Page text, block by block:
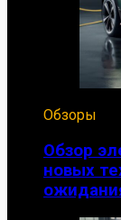
Обзоры
Обзор
новых